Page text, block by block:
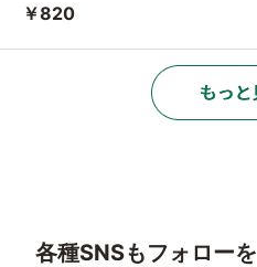
￥820
各種SNSもフォローを